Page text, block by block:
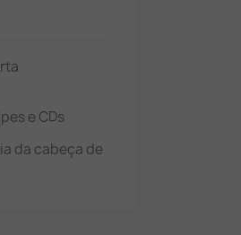
e CDs
da cabeça de